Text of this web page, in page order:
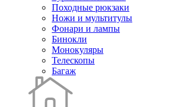
Походные рюкзаки
Ножи и мультитулы
Фонари и лампы
Бинокли
Монокуляры
Телескопы
Багаж